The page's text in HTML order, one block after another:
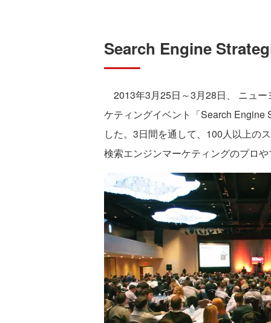
Search Engine
2013年3月25日～3月28日、 ニュ
ケティングイベント「Search Engine
した。3日間を通して、100人以上の
検索エンジンマーケティングのプロ